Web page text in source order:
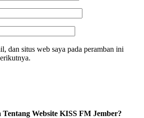
dan situs web saya pada peramban ini
Tentang Website KISS FM Jember?